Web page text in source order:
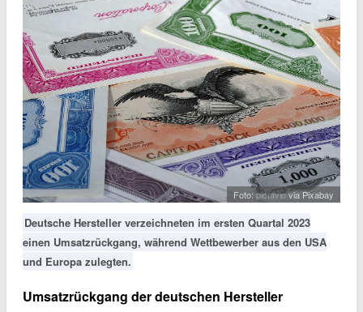
Foto: pictaviovia Pixabay
Deutsche Hersteller verzeichneten im ersten Quartal 2023
einen Umsatzrückgang, während Wettbewerber aus den USA
und Europa zulegten.
Umsatzrückgang der deutschen Hersteller